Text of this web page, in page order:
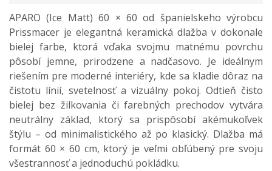
APARO (Ice Matt) 60 × 60 od španielskeho výrobcu
Prissmacer je elegantná keramická dlažba v dokonale
bielej farbe, ktorá vďaka svojmu matnému povrchu
pôsobí jemne, prirodzene a nadčasovo. Je ideálnym
riešením pre moderné interiéry, kde sa kladie dôraz na
čistotu línií, svetelnosť a vizuálny pokoj. Odtieň čisto
bielej bez žilkovania či farebných prechodov vytvára
neutrálny základ, ktorý sa prispôsobí akémukoľvek
štýlu – od minimalistického až po klasický. Dlažba má
formát 60 × 60 cm, ktorý je veľmi obľúbený pre svoju
všestrannosť a jednoduchú pokládku.